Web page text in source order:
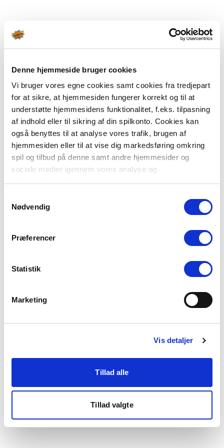
Denne hjemmeside bruger cookies
Vi bruger vores egne cookies samt cookies fra tredjepart
for at sikre, at hjemmesiden fungerer korrekt og til at
understøtte hjemmesidens funktionalitet, f.eks. tilpasning
af indhold eller til sikring af din spilkonto. Cookies kan
også benyttes til at analyse vores trafik, brugen af
hjemmesiden eller til at vise dig markedsføring omkring
spil og tilbud på denne samt andre hjemmesider og
sociale medier igennem vores analyse og
Du kan læse mere om vores brug af cookies under
"Detaljer" eller ved at klikke videre til vores Cookiepolitik,
Nødvendig
Præferencer
Statistik
Marketing
Vis detaljer
Tillad alle
Tillad valgte